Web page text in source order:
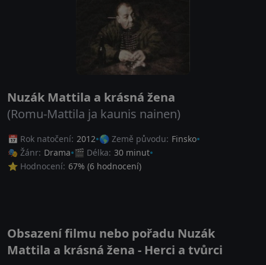
Nuzák Mattila a krásná žena
(Romu-Mattila ja kaunis nainen)
📅 Rok natočení: 2012 🌎 Země původu: Finsko
🎭 Žánr: Drama 🎬 Délka: 30 minut
⭐ Hodnocení: 67% (6 hodnocení)
Obsazení filmu nebo pořadu Nuzák
Mattila a krásná žena - Herci a tvůrci